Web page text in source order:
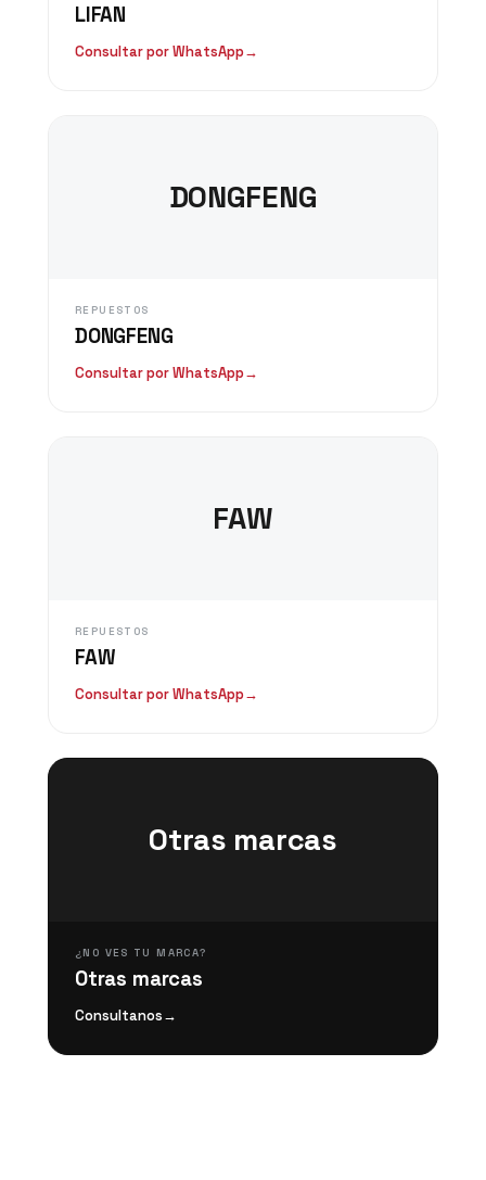
LIFAN
Consultar por WhatsApp→
DONGFENG
REPUESTOS
DONGFENG
Consultar por WhatsApp→
FAW
REPUESTOS
FAW
Consultar por WhatsApp→
Otras marcas
¿NO VES TU MARCA?
Otras marcas
Consultanos→